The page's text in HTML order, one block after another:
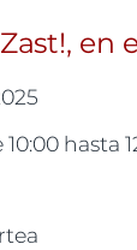
en
10:00 hasta